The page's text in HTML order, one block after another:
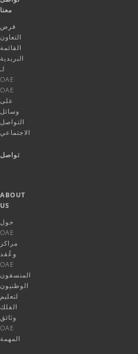
معنا
فرص
التعاون
القائمة
البريدية
لـ
OAE
OAE
على
وسائل
التواصل
الاجتماعي
تواصل
ABOUT
US
حول
OAE
مراكز
وعُقد
OAE
المنسقون
الوطنيون
لتعليم
الفلك
وثائق
OAE
المهمة